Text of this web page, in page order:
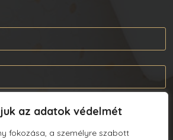
az adatok védelmét
fokozása, a személyre szabott